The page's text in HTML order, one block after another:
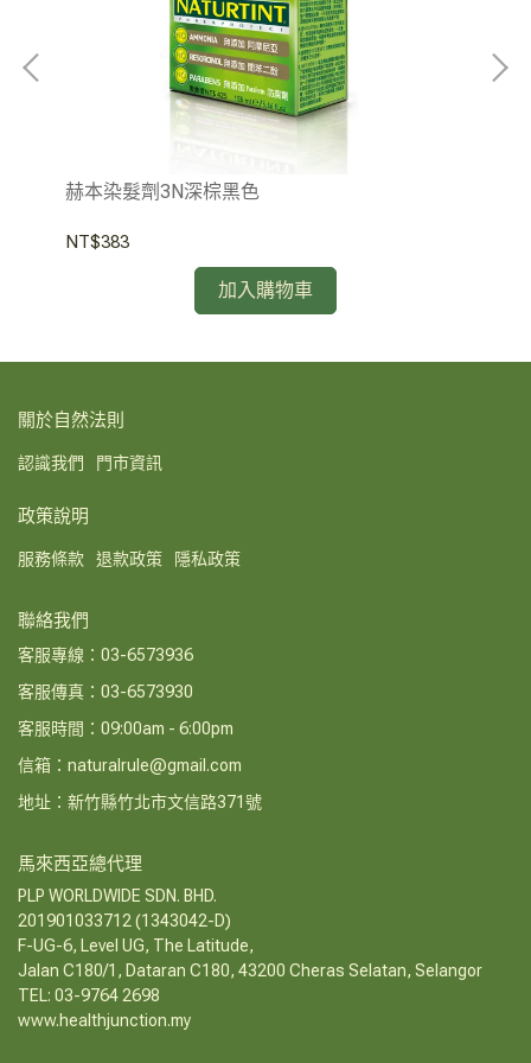
赫本染髮劑3N深棕黑色
NT$383
加入購物車
關於自然法則
認識我們 門市資訊
政策說明
服務條款 退款政策 隱私政策
聯絡我們
客服專線：03-6573936
客服傳真：03-6573930
客服時間：09:00am - 6:00pm
信箱：naturalrule@gmail.com
地址：新竹縣竹北市文信路371號
馬來西亞總代理
PLP WORLDWIDE SDN. BHD.
201901033712 (1343042-D)
F-UG-6, Level UG, The Latitude,
Jalan C180/1, Dataran C180, 43200 Cheras Selatan, Selangor
TEL: 03-9764 2698
www.healthjunction.my